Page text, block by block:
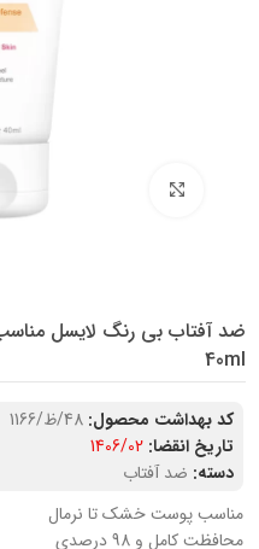
40ml
کد بهداشت محصول: 48/ظ/1166
تاریخ انقضا: 1406/02
دسته: ضد آفتاب
مناسب پوست خشک تا نرمال
محافظت کامل و 98 درصدی